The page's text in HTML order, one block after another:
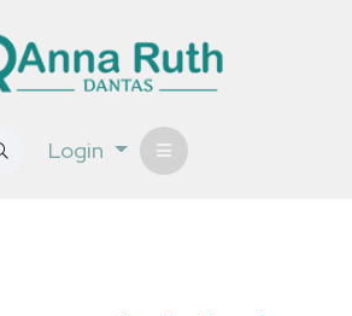
Login